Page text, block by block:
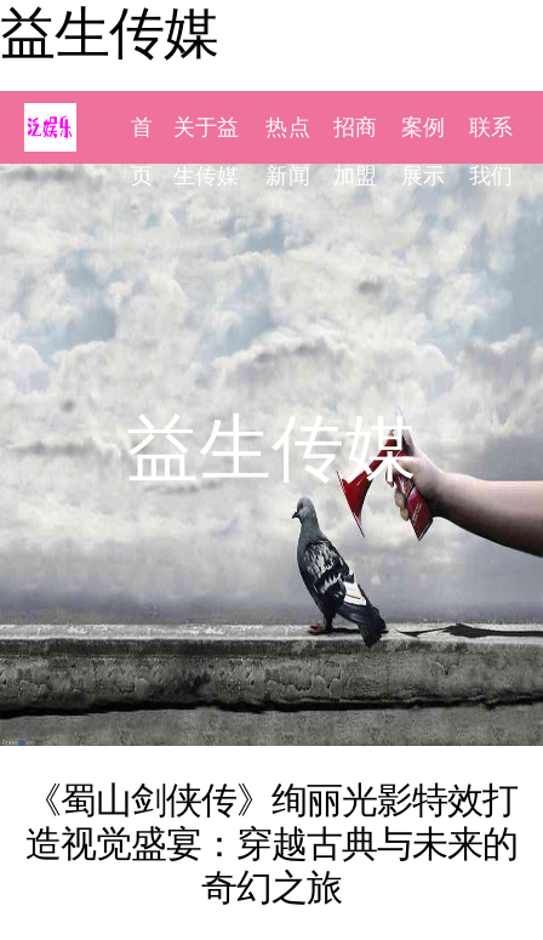
益生传媒
首
页
关于益
生传媒
热点
新闻
招商
加盟
案例
展示
联系
我们
益生传媒
《蜀山剑侠传》绚丽光影特效打
造视觉盛宴：穿越古典与未来的
奇幻之旅